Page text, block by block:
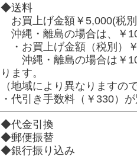
◆送料
お買上げ金額￥5,000(税
沖縄・離島の場合は、￥
・お買上げ金額（税別）
沖縄・離島の場合は￥
ります。
（地域により異なりますの
・代引き手数料（￥330）が
◆代金引換
◆郵便振替
◆銀行振り込み